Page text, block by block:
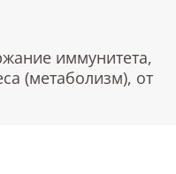
иммунитета,
(метаболизм), от